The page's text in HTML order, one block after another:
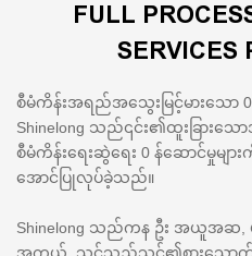
FULL
SERVICES
စီမံကိန်းအရည်အသွေးမြင့်မားသော
Shinelong သည်၎င်း၏ထူးခြားသေ
စီမံကိန်းရေးဆွဲရေး 0 န်ဆောင်မှုမျာ
အောင်ပြုလုပ်ခဲ့သည်။
Shinelong သည်ကန ဦး အယူအဆ,